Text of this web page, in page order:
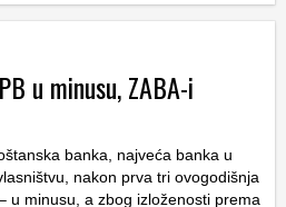
u minusu, ZABA-i
banka, najveća banka u
nakon prva tri ovogodišnja
u minusu, a zbog izloženosti prema